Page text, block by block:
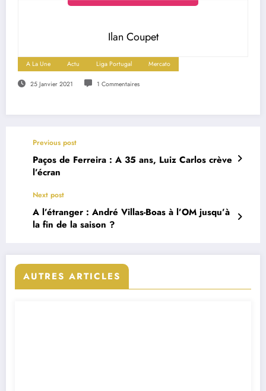
Ilan Coupet
A La Une Actu Liga Portugal Mercato
25 Janvier 2021 1 Commentaires
Previous post
Paços de Ferreira : A 35 ans, Luiz Carlos crève
l’écran
Next post
A l’étranger : André Villas-Boas à l’OM jusqu’à
la fin de la saison ?
AUTRES ARTICLES